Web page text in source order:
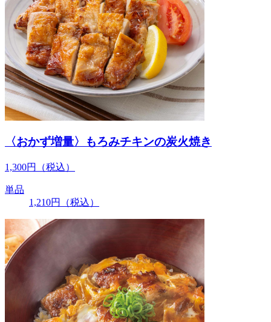
〈おかず増量〉もろみチキンの炭火焼き
1,300円 （税込）
単品
1,210円 （税込）